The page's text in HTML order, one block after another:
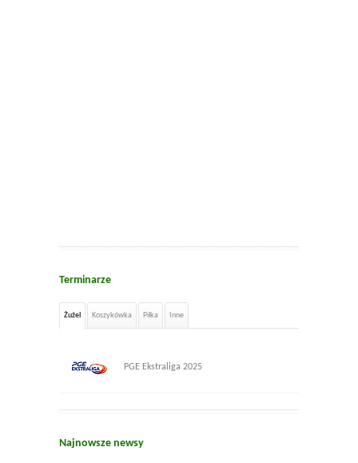
Terminarze
Żużel Koszykówka Piłka Inne
PGE Ekstraliga 2025
Najnowsze newsy